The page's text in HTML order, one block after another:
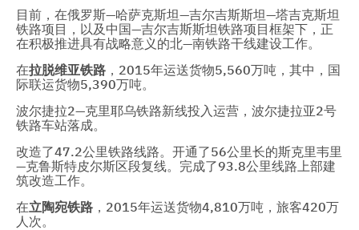
目前，在俄罗斯—哈萨克斯坦—吉尔吉斯斯坦—塔吉克斯坦
铁路项目，以及中国—吉尔吉斯斯坦铁路项目框架下，正
在积极推进具有战略意义的北—南铁路干线建设工作。
在拉脱维亚铁路 ，2015年运送货物5,560万吨，其中，国
际联运货物5,390万吨。
波尔捷拉2—克里耶乌铁路新线投入运营，波尔捷拉亚2号
铁路车站落成。
改造了47.2公里铁路线路。开通了56公里长的斯克里韦里
—克鲁斯特皮尔斯区段复线。完成了93.8公里线路上部建
筑改造工作。
在立陶宛铁路 ，2015年运送货物4,810万吨，旅客420万
人次。